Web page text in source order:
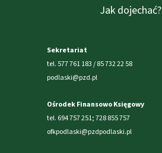
Jak dojechać?
Sekretariat
tel. 577 761 183 / 85 732 22 58
podlaski@pzd.pl
Ośrodek Finansowo Księgowy
tel. 694 757 251; 728 855 757
ofkpodlaski@pzdpodlaski.pl